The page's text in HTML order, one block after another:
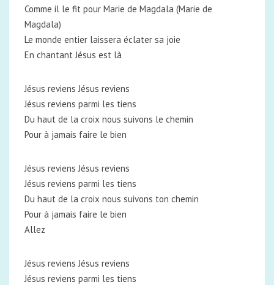
Comme il le fit pour Marie de Magdala (Marie de
Magdala)
Le monde entier laissera éclater sa joie
En chantant Jésus est là
Jésus reviens Jésus reviens
Jésus reviens parmi les tiens
Du haut de la croix nous suivons le chemin
Pour à jamais faire le bien
Jésus reviens Jésus reviens
Jésus reviens parmi les tiens
Du haut de la croix nous suivons ton chemin
Pour à jamais faire le bien
Allez
Jésus reviens Jésus reviens
Jésus reviens parmi les tiens